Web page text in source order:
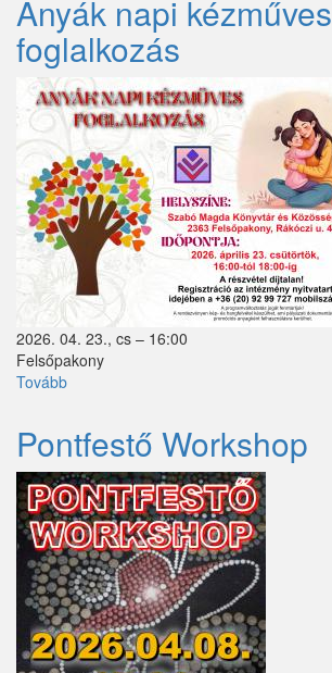
Anyák napi kézműves
foglalkozás
2026. 04. 23., cs – 16:00
Felsőpakony
Tovább
foglalkozás)
Pontfestő Workshop